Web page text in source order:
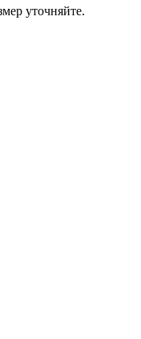
уточняйте.